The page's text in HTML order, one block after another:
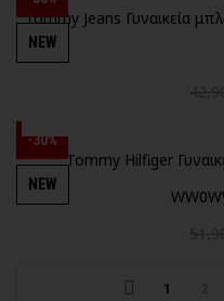
NEW
Tommy Jeans Γυναικεία
-30%
NEW
Tommy Hilfiger
1